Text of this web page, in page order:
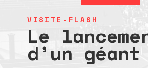
VISITE-FLASH
Le
d’un géant